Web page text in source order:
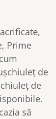
Prime
de
de
să